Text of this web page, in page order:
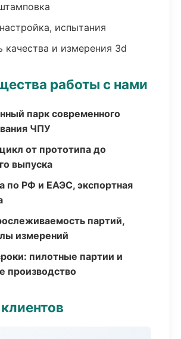
испытания
качества и измерения 3d
работы с нами
парк современного
ЧПУ
от прототипа до
выпуска
по РФ и ЕАЭС, экспортная
партий,
измерений
пилотные партии и
производство